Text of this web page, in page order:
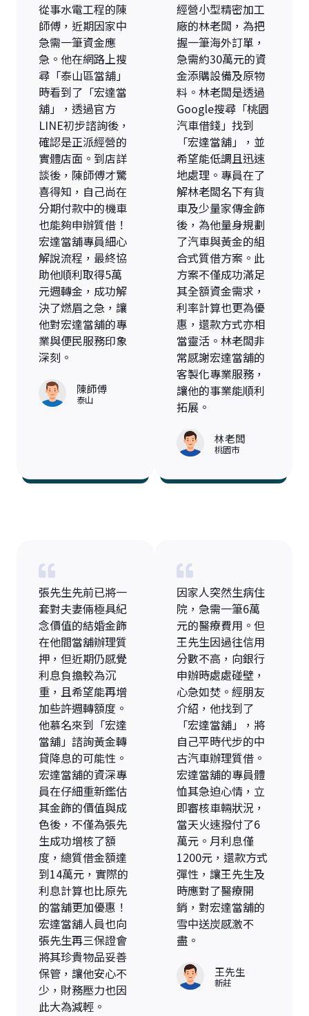
從事水電工程的陳
師傅，近期因家中
急需一筆資金應
急。他在網路上搜
尋「泰山區當舖」
時看到了「宏達當
舖」，透過官方
LINE初步諮詢後，
確認是正派經營的
實體店面。到店詳
談後，陳師傅才驚
喜得知，自己尚在
分期付款中的機車
也能夠申辦質借！
宏達當舖專員細心
解說流程，最終協
助他順利取得5萬
元週轉金，成功解
決了燃眉之急，讓
他對宏達當舖的專
業與便民服務印象
深刻。
陳師傅
泰山
經營小型精密加工
廠的林老闆，為把
握一筆海外訂單，
急需約30萬元的資
金添購設備及原物
料。林老闆是透過
Google搜尋「桃園
汽車借錢」找到
「宏達當舖」，並
希望能低調且迅速
地處理。專員在了
解林老闆名下有貨
車及少量家傳金飾
後，為他量身規劃
了汽車與黃金的組
合式質借方案。此
方案不僅成功滿足
其全額資金需求，
利率計算也更為優
惠，還款方式亦相
當靈活。林老闆非
常感謝宏達當舖的
客製化專業服務，
讓他的事業能順利
拓展。
林老闆
桃園市
張先生先前已將一
套對夫妻倆極具紀
念價值的結婚金飾
在他間當舖辦理質
押，但近期仍感覺
利息負擔較為沉
重，且希望能再增
加些許週轉額度。
他慕名來到「宏達
當舖」諮詢黃金轉
貸降息的可能性。
宏達當舖的資深專
員在仔細重新鑑估
其金飾的價值與成
色後，不僅為張先
生成功增核了額
度，總質借金額達
到14萬元，實際的
利息計算也比原先
的當舖更加優惠！
宏達當舖人員也向
張先生再三保證會
將其珍貴物品妥善
保管，讓他安心不
少，財務壓力也因
此大為減輕。
因家人突然生病住
院，急需一筆6萬
元的醫療費用。但
王先生因過往信用
分數不高，向銀行
申辦時處處碰壁，
心急如焚。經朋友
介紹，他找到了
「宏達當舖」，將
自己平時代步的中
古汽車辦理質借。
宏達當舖的專員體
恤其急迫心情，立
即審核車輛狀況，
當天火速撥付了6
萬元。月利息僅
1200元，還款方式
彈性，讓王先生及
時應對了醫療開
銷，對宏達當舖的
雪中送炭感激不
盡。
王先生
新莊